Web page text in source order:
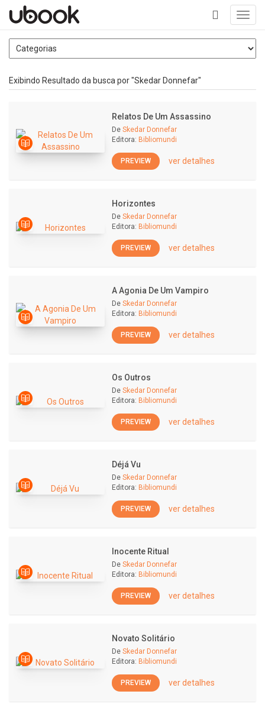
+
Exibindo Resultado da busca por "Skedar Donnefar"
Relatos De Um Assassino
De Skedar Donnefar
Editora: Bibliomundi
PREVIEW ver detalhes
Horizontes
De Skedar Donnefar
Editora: Bibliomundi
PREVIEW ver detalhes
A Agonia De Um Vampiro
De Skedar Donnefar
Editora: Bibliomundi
PREVIEW ver detalhes
Os Outros
De Skedar Donnefar
Editora: Bibliomundi
PREVIEW ver detalhes
Déjá Vu
De Skedar Donnefar
Editora: Bibliomundi
PREVIEW ver detalhes
Inocente Ritual
De Skedar Donnefar
Editora: Bibliomundi
PREVIEW ver detalhes
Novato Solitário
De Skedar Donnefar
Editora: Bibliomundi
PREVIEW ver detalhes